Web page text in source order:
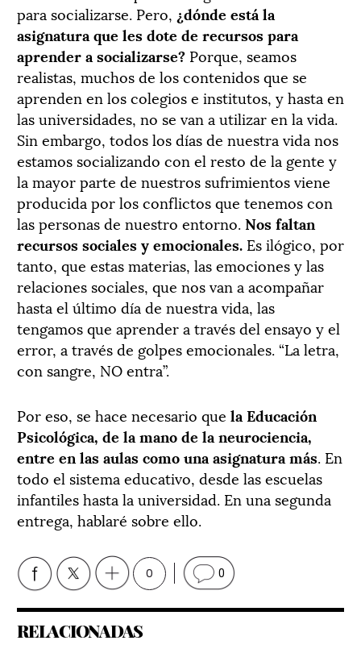
para socializarse. Pero, ¿dónde está la
asignatura que les dote de recursos para
aprender a socializarse? Porque, seamos
realistas, muchos de los contenidos que se
aprenden en los colegios e institutos, y hasta en
las universidades, no se van a utilizar en la vida.
Sin embargo, todos los días de nuestra vida nos
estamos socializando con el resto de la gente y
la mayor parte de nuestros sufrimientos viene
producida por los conflictos que tenemos con
las personas de nuestro entorno.Nos faltan
recursos sociales y emocionales. Es ilógico, por
tanto, que estas materias, las emociones y las
relaciones sociales, que nos van a acompañar
hasta el último día de nuestra vida, las
tengamos que aprender a través del ensayo y el
error, a través de golpes emocionales. “La letra,
con sangre, NO entra”.
Por eso, se hace necesario que la Educación
Psicológica, de la mano de la neurociencia,
entre en las aulas como una asignatura más. En
todo el sistema educativo, desde las escuelas
infantiles hasta la universidad. En una segunda
entrega, hablaré sobre ello.
0 0
RELACIONADAS